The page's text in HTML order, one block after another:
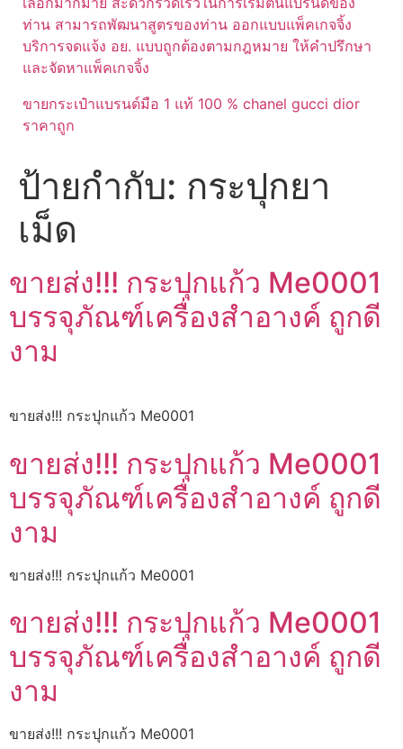
ท่าน สามารถพัฒนาสูตรของท่าน ออกแบบแพ็คเกจจิ้ง
บริการจดแจ้ง อย. แบบถูกต้องตามกฎหมาย ให้คำปรึกษา
และจัดหาแพ็คเกจจิ้ง
ขายกระเป๋าแบรนด์มือ 1 แท้ 100 % chanel gucci dior
ราคาถูก
ป้ายกำกับ: กระปุกยา
เม็ด
ขายส่ง!!! กระปุกแก้ว Me0001
บรรจุภัณฑ์เครื่องสำอางค์ ถูกดี
งาม
ขายส่ง!!! กระปุกแก้ว Me0001
ขายส่ง!!! กระปุกแก้ว Me0001
บรรจุภัณฑ์เครื่องสำอางค์ ถูกดี
งาม
ขายส่ง!!! กระปุกแก้ว Me0001
ขายส่ง!!! กระปุกแก้ว Me0001
บรรจุภัณฑ์เครื่องสำอางค์ ถูกดี
งาม
ขายส่ง!!! กระปุกแก้ว Me0001